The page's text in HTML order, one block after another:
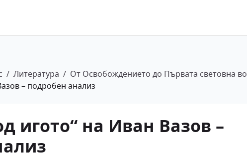
/ Литература / От Освобождението до Първата световна
– подробен анализ
игото“ на Иван Вазов –